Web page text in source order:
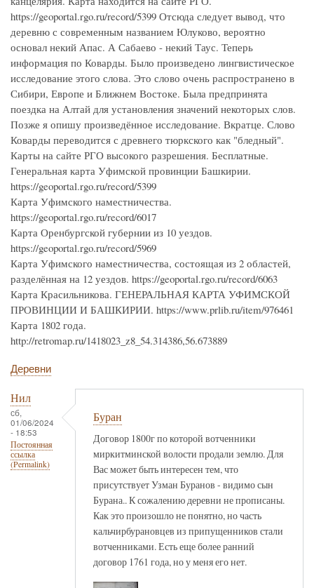
https://geoportal.rgo.ru/record/5399 Отсюда следует вывод, что
деревню с современным названием Юлуково, вероятно
основал некий Апас. А Сабаево - некий Таус. Теперь
информация по Коварды. Было произведено лингвистическое
исследование этого слова. Это слово очень распространено в
Сибири, Европе и Ближнем Востоке. Была предпринята
поездка на Алтай для установления значений некоторых слов.
Позже я опишу произведённое исследование. Вкратце. Слово
Коварды переводится с древнего тюркского как "бледный".
Карты на сайте РГО высокого разрешения. Бесплатные.
Генеральная карта Уфимской провинции Башкирии.
https://geoportal.rgo.ru/record/5399
Карта Уфимского наместничества.
https://geoportal.rgo.ru/record/6017
Карта Оренбургской губернии из 10 уездов.
https://geoportal.rgo.ru/record/5969
Карта Уфимского наместничества, состоящая из 2 областей,
разделённая на 12 уездов. https://geoportal.rgo.ru/record/6063
Карта Красильникова. ГЕНЕРАЛЬНАЯ КАРТА УФИМСКОЙ
ПРОВИНЦИИ И БАШКИРИИ. https://www.prlib.ru/item/976461
Карта 1802 года.
http://retromap.ru/1418023_z8_54.314386,56.673889
Деревни
Нил
сб,
01/06/2024
- 18:53
Постоянная
ссылка
(Permalink)
Буран
Договор 1800г по которой вотченники
миркитминской волости продали землю. Для
Вас может быть интересен тем, что
присутствует Узман Буранов - видимо сын
Бурана.. К сожалению деревни не прописаны.
Как это произошло не понятно, но часть
кальчирбурановцев из припущенников стали
вотченниками. Есть еще более ранний
договор 1761 года, но у меня его нет.